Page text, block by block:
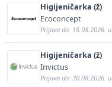
Higijeničarka (ž)
Ecoconcept
Prijava do: 15.08.2026.
Higijeničarka (ž)
Invictus
Prijava do: 30.08.2026.